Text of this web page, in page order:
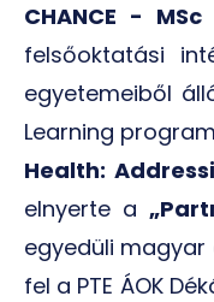
CHANCE -
felsőoktatási
egyetemeiből
Learning
Health:
elnyerte a
egyedüli magyar
fel a PTE ÁOK